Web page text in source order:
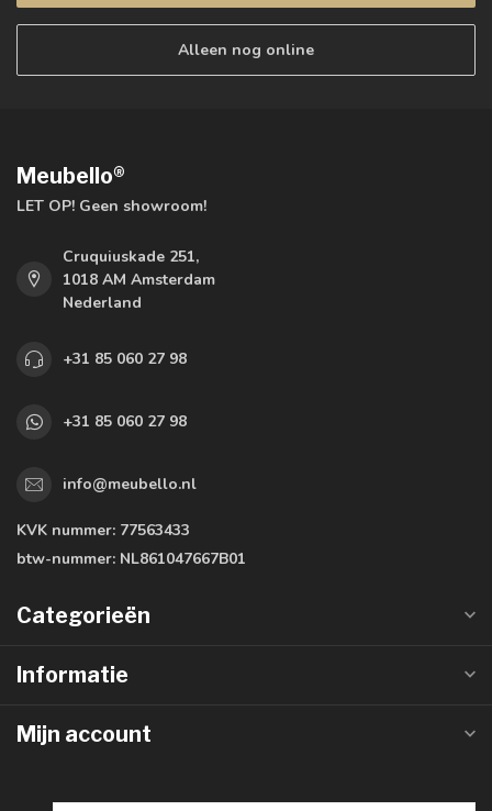
Alleen nog online
Meubello®
LET OP! Geen showroom!
Cruquiuskade 251,
1018 AM Amsterdam
Nederland
+31 85 060 27 98
+31 85 060 27 98
info@meubello.nl
KVK nummer: 77563433
btw-nummer: NL861047667B01
Categorieën
Informatie
Mijn account